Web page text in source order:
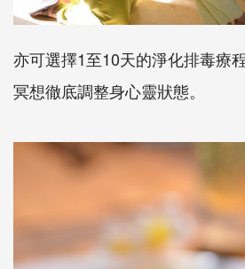
亦可選擇1至10天的淨化排毒療
冥想徹底調整身心靈狀態。